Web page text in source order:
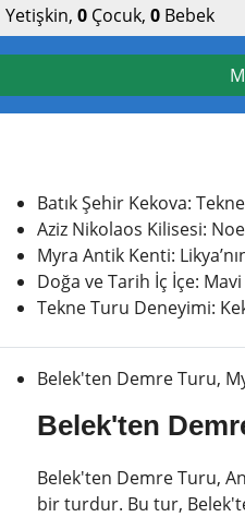
Yetişkin,0 Çocuk,0 Bebek
Batık Şehir Kekova:
Aziz Nikolaos Kilisesi:
Myra Antik Kenti:
Doğa ve Tarih İç İçe:
Tekne Turu Deneyimi:
Belek'ten Demre Turu,
Belek'ten
Belek'ten Demre Turu,
bir turdur. Bu tur,